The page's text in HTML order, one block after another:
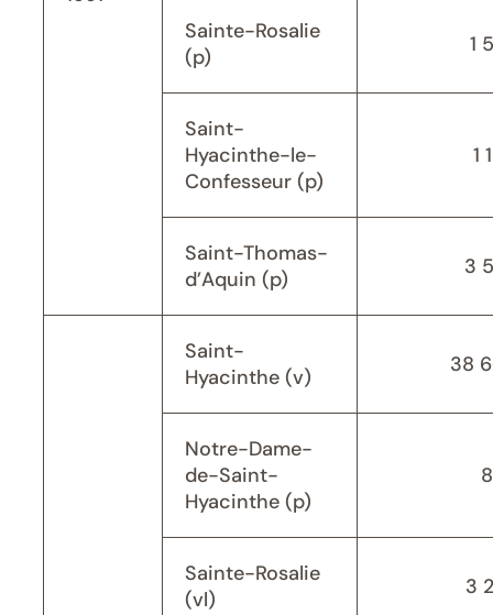
Sainte-Rosalie
(p)
1
Saint-
Hyacinthe-le-
Confesseur (p)
1
Saint-Thomas-
d’Aquin (p)
3
Saint-
Hyacinthe (v)
38
Notre-Dame-
de-Saint-
Hyacinthe (p)
Sainte-Rosalie
(vl)
3